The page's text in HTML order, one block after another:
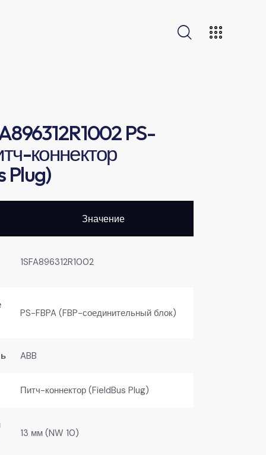
PS-
коннектор
Plug)
Значение
1SFA896312R1002
PS-FBPA (FBP-соединительный блок)
ABB
Питч-коннектор (FieldBus Plug)
13 мм (NW 10)